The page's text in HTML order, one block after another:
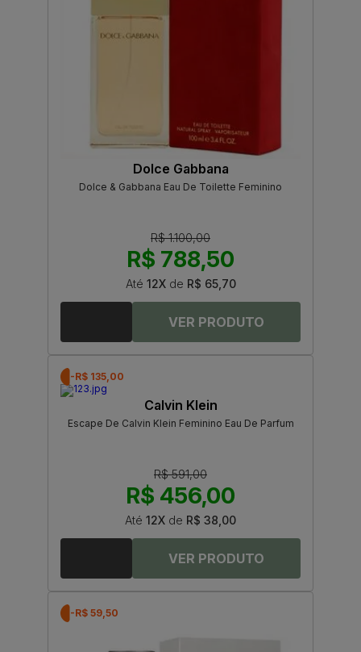
Dolce Gabbana
Dolce & Gabbana Eau De Toilette Feminino
R$ 1.100,00
R$ 788,50
Até 12Xde R$ 65,70
-R$ 135,00
Calvin Klein
Escape De Calvin Klein Feminino Eau De Parfum
R$ 591,00
R$ 456,00
Até 12X de R$ 38,00
-R$ 59,50